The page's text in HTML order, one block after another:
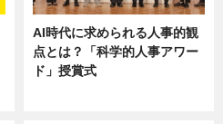
AI時代に求められる人事的観
点とは？「科学的人事アワー
ド」授賞式